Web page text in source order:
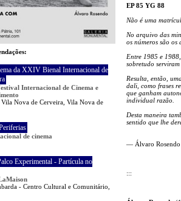
da XXIV Bienal Internacional de
Internacional de Cinema e
Nova de Cerveira, Vila Nova de
de cinema
Experimental - Partícula no
- Centro Cultural e Comunitário,
EP 85 YG 88
Não é uma
No arquivo das
os números são os
Entre 1985 e
sobretudo
Resulta, então,
dali, como frases
que ganham
individual razão.
Desta maneira
sentido que lhe
— Álvaro Rosendo
:::